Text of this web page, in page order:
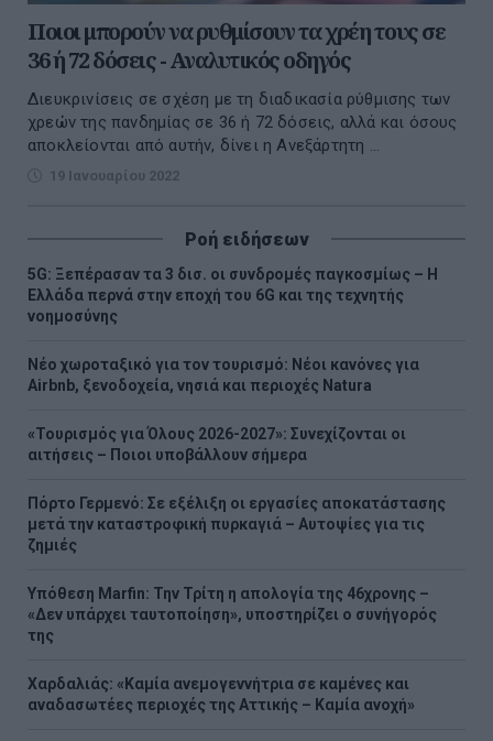
Ποιοι μπορούν να ρυθμίσουν τα χρέη τους σε
36 ή 72 δόσεις - Αναλυτικός οδηγός
Διευκρινίσεις σε σχέση με τη διαδικασία ρύθμισης των
χρεών της πανδημίας σε 36 ή 72 δόσεις, αλλά και όσους
αποκλείονται από αυτήν, δίνει η Ανεξάρτητη ...
19 Ιανουαρίου 2022
Ροή ειδήσεων
5G: Ξεπέρασαν τα 3 δισ. οι συνδρομές παγκοσμίως – Η
Ελλάδα περνά στην εποχή του 6G και της τεχνητής
νοημοσύνης
Νέο χωροταξικό για τον τουρισμό: Νέοι κανόνες για
Airbnb, ξενοδοχεία, νησιά και περιοχές Natura
«Τουρισμός για Όλους 2026-2027»: Συνεχίζονται οι
αιτήσεις – Ποιοι υποβάλλουν σήμερα
Πόρτο Γερμενό: Σε εξέλιξη οι εργασίες αποκατάστασης
μετά την καταστροφική πυρκαγιά – Αυτοψίες για τις
ζημιές
Υπόθεση Marfin: Την Τρίτη η απολογία της 46χρονης –
«Δεν υπάρχει ταυτοποίηση», υποστηρίζει ο συνήγορός
της
Χαρδαλιάς: «Καμία ανεμογεννήτρια σε καμένες και
αναδασωτέες περιοχές της Αττικής – Καμία ανοχή»